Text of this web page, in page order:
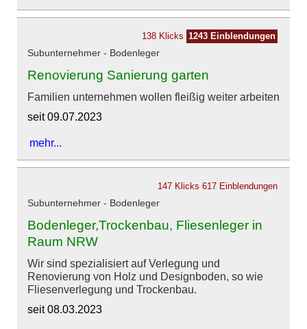
138 Klicks 1243 Einblendungen
Subunternehmer - Bodenleger
Renovierung Sanierung garten
Familien unternehmen wollen fleißig weiter arbeiten
seit 09.07.2023
mehr...
147 Klicks 617 Einblendungen
Subunternehmer - Bodenleger
Bodenleger,Trockenbau, Fliesenleger in
Raum NRW
Wir sind spezialisiert auf Verlegung und
Renovierung von Holz und Designboden, so wie
Fliesenverlegung und Trockenbau.
seit 08.03.2023